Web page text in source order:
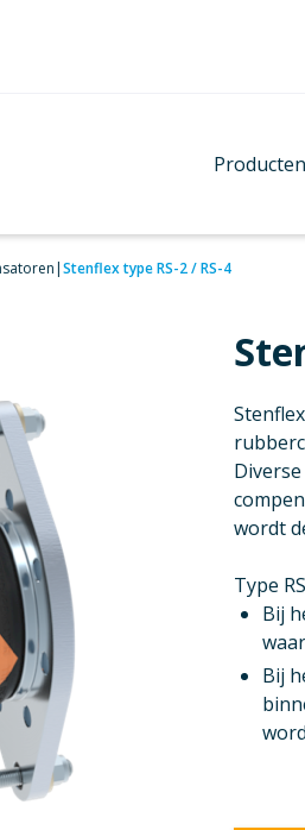
Producten
|Stenflex type RS-2 / RS-4
wordt
Type
Bij
Bij